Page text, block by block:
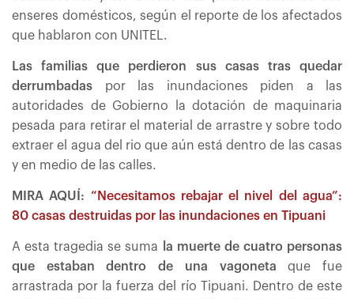
enseres domésticos, según el reporte de los afectados
que hablaron con UNITEL.
Las familias que perdieron sus casas tras quedar
derrumbadas por las inundaciones piden a las
autoridades de Gobierno la dotación de maquinaria
pesada para retirar el material de arrastre y sobre todo
extraer el agua del rio que aún está dentro de las casas
y en medio de las calles.
MIRA AQUÍ: “Necesitamos rebajar el nivel del agua”:
80 casas destruidas por las inundaciones en Tipuani
A esta tragedia se suma
la muerte de cuatro personas
que estaban dentro de una vagoneta que fue
arrastrada por la fuerza del río Tipuani. Dentro de este